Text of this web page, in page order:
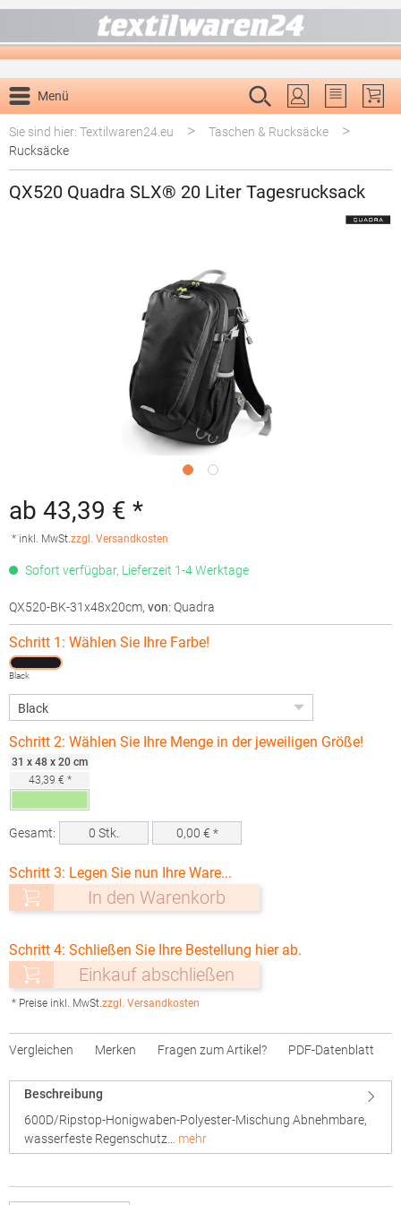
Menü
Du hast 0
Sie sind hier: Textilwaren24.eu
> Taschen & Rucksäcke >
Rucksäcke
QX520 Quadra SLX® 20 Liter Tagesrucksack
ab 43,39 € *
* inkl. MwSt.zzgl. Versandkosten
Sofort verfügbar, Lieferzeit 1-4 Werktage
QX520-BK-31x48x20cm, von: Quadra
Schritt 1: Wählen Sie Ihre Farbe!
Black
Schritt 2: Wählen Sie Ihre Menge in der jeweiligen Größe!
31 x 48 x 20 cm
43,39 € *
Gesamt: 0 Stk. 0,00 € *
Schritt 3: Legen Sie nun Ihre Ware...
In den Warenkorb
Schritt 4: Schließen Sie Ihre Bestellung hier ab.
Einkauf abschließen
* Preise inkl. MwSt.zzgl. Versandkosten
Vergleichen Merken Fragen zum Artikel? PDF-Datenblatt
Beschreibung
600D/Ripstop-Honigwaben-Polyester-Mischung Abnehmbare,
wasserfeste Regenschutz… mehr